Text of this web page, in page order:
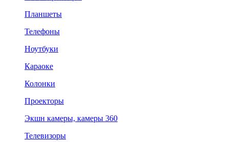
Планшеты
Телефоны
Ноутбуки
Караоке
Колонки
Проекторы
Экшн камеры, камеры 360
Телевизоры